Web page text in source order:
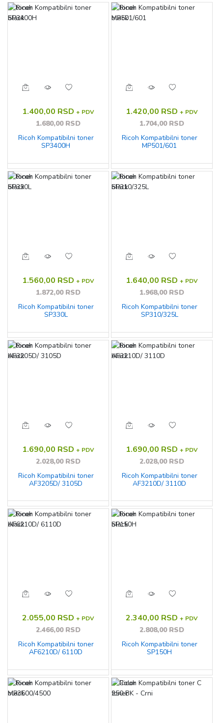
1.400,00 RSD + PDV
1.680,00 RSD
Ricoh Kompatibilni toner
SP3400H
1.420,00 RSD + PDV
1.704,00 RSD
Ricoh Kompatibilni toner
MP501/601
1.560,00 RSD + PDV
1.872,00 RSD
Ricoh Kompatibilni toner
SP330L
1.640,00 RSD + PDV
1.968,00 RSD
Ricoh Kompatibilni toner
SP310/325L
1.690,00 RSD + PDV
2.028,00 RSD
Ricoh Kompatibilni toner
AF3205D/ 3105D
1.690,00 RSD + PDV
2.028,00 RSD
Ricoh Kompatibilni toner
AF3210D/ 3110D
2.055,00 RSD + PDV
2.466,00 RSD
Ricoh Kompatibilni toner
AF6210D/ 6110D
2.340,00 RSD + PDV
2.808,00 RSD
Ricoh Kompatibilni toner
SP150H